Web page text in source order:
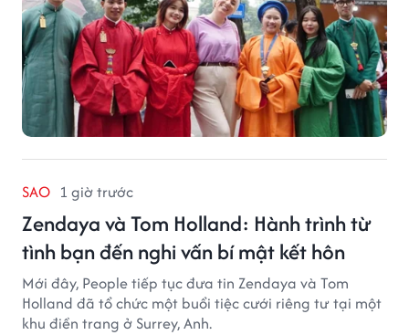
SAO 1 giờ trước
Zendaya và Tom Holland: Hành trình từ
tình bạn đến nghi vấn bí mật kết hôn
Mới đây, People tiếp tục đưa tin Zendaya và Tom
Holland đã tổ chức một buổi tiệc cưới riêng tư tại một
khu điền trang ở Surrey, Anh.